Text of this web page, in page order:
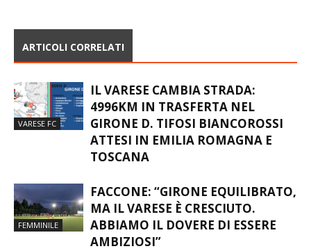
ARTICOLI CORRELATI
VARESE FC
IL VARESE CAMBIA STRADA:
4996KM IN TRASFERTA NEL
GIRONE D. TIFOSI BIANCOROSSI
ATTESI IN EMILIA ROMAGNA E
TOSCANA
FEMMINILE
FACCONE: “GIRONE EQUILIBRATO,
MA IL VARESE È CRESCIUTO.
ABBIAMO IL DOVERE DI ESSERE
AMBIZIOSI”